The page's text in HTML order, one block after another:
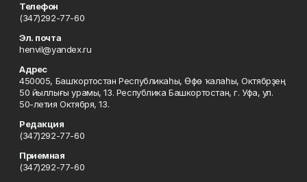
Телефон
(347)292-77-60
Эл. почта
henvil@yandex.ru
Адрес
450005, Башҡортостан Республикаһы, Өфө ҡалаһы, Октябрҙең
50 йыллығы урамы, 13. Республика Башкортостан, г. Уфа, ул.
50-летия Октября, 13.
Редакция
(347)292-77-60
Приемная
(347)292-77-60